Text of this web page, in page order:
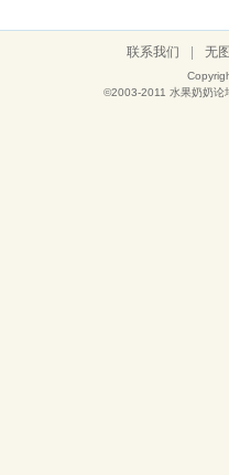
联系我们 无
©2003-2011 水果奶奶论